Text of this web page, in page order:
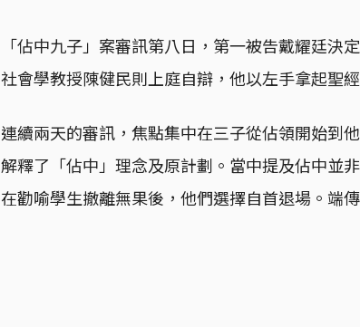
「佔中九子」案審訊第八日，第一被告戴耀廷
社會學教授陳健民則上庭自辯，他以左手拿起聖
連續兩天的審訊，焦點集中在三子從佔領開始到
解釋了「佔中」理念及原計劃。當中提及佔中並
在勸喻學生撤離無果後，他們選擇自首退場。端